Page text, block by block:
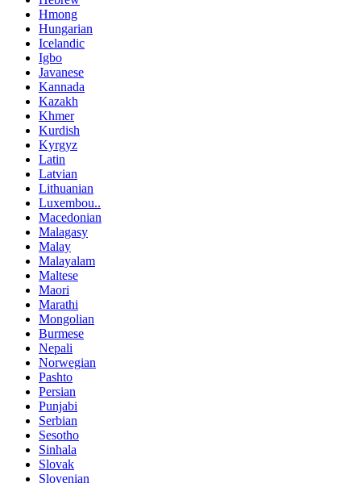
Hmong
Hungarian
Icelandic
Igbo
Javanese
Kannada
Kazakh
Khmer
Kurdish
Kyrgyz
Latin
Latvian
Lithuanian
Luxembou..
Macedonian
Malagasy
Malay
Malayalam
Maltese
Maori
Marathi
Mongolian
Burmese
Nepali
Norwegian
Pashto
Persian
Punjabi
Serbian
Sesotho
Sinhala
Slovak
Slovenian